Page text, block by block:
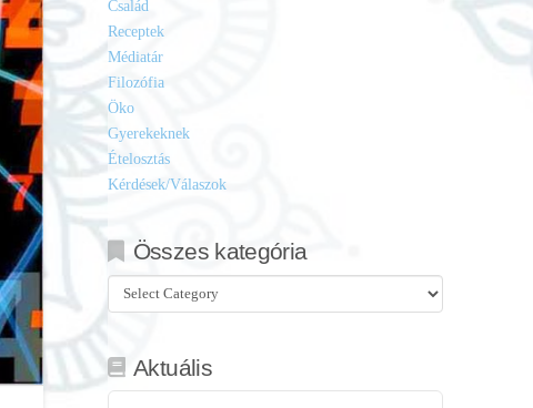
Család
Receptek
Médiatár
Filozófia
Öko
Gyerekeknek
Ételosztás
Kérdések/Válaszok
Összes kategória
Összes
kategória
Aktuális